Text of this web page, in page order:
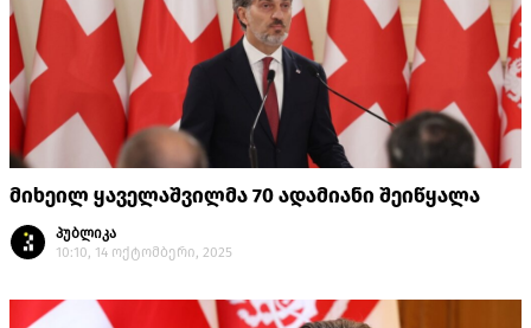
მიხეილ ყაველაშვილმა 70 ადამიანი შეიწყალა
პუბლიკა
10:10, 14 ოქტომბერი, 2025